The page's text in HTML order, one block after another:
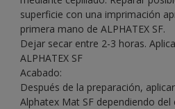
superficie con una imprimación
primera mano de ALPHATEX SF.
Dejar secar entre 2-3 horas.
ALPHATEX SF
Acabado:
Después de la preparación,
Alphatex Mat SF dependiendo